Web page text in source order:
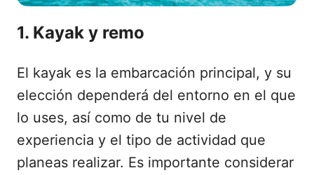
1. Kayak y remo
El kayak es la embarcación principal, y su
elección dependerá del entorno en el que
lo uses, así como de tu nivel de
experiencia y el tipo de actividad que
planeas realizar. Es importante considerar